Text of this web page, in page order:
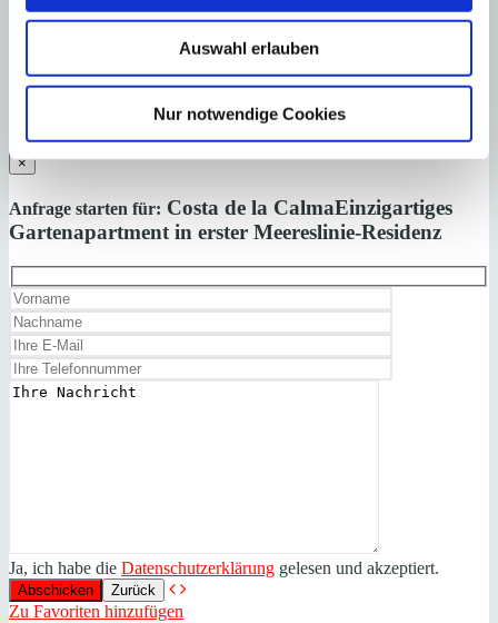
Auswahl erlauben
Nur notwendige Cookies
Nebenkosten wie Steuern, Notar-, Grundbuch- und Gestoriakosten.
Laden Sie sich hier den Immobilien-Katalog “HOMEPAGES” von
Minkner & Bonitz herunter.
Auf 124 Seiten finden Sie die aktuellen Immobilien-Angebote.
×
Anfrage starten für: Costa de la CalmaEinzigartiges
Gartenapartment in erster Meereslinie-Residenz
Ja, ich habe die Datenschutzerklärung gelesen und akzeptiert.
Zurück
Zu Favoriten hinzufügen